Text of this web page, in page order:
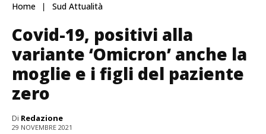
Home Sud Attualità
Covid-19, positivi alla
variante ‘Omicron’ anche la
moglie e i figli del paziente
zero
Di Redazione
29 NOVEMBRE 2021